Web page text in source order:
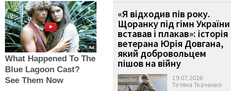
What Happened To The
Blue Lagoon Cast?
See Them Now
«Я відходив пів року.
Щоранку під гімн України
вставав і плакав»: історія
ветерана Юрія Довгана,
який добровольцем
пішов на війну
19.07.2026
Тетяна Ткаченко